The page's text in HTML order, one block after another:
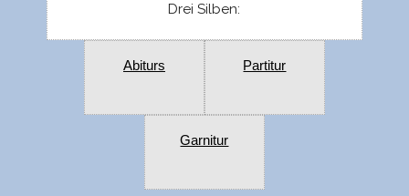
Drei Silben:
Abiturs Partitur
Garnitur